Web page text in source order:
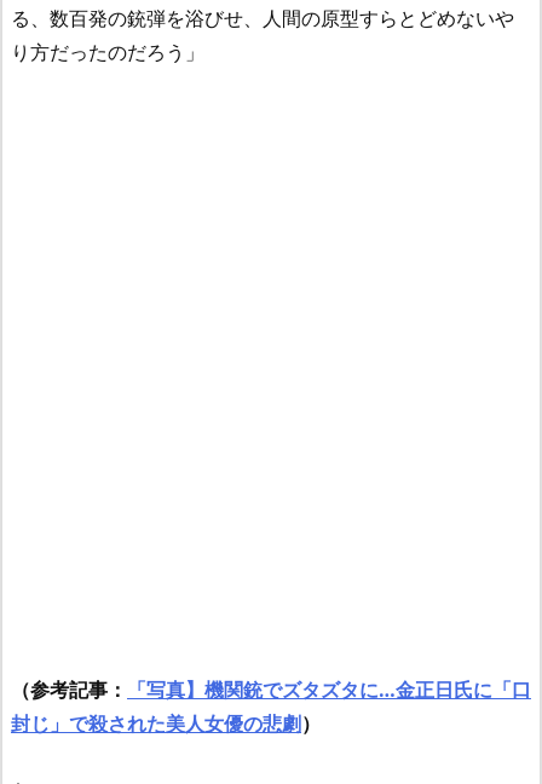
る、数百発の銃弾を浴びせ、人間の原型すらとどめないや
り方だったのだろう」
（参考記事： 「写真】機関銃でズタズタに…金正日氏に「口
封じ」で殺された美人女優の悲劇）